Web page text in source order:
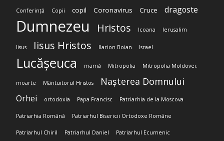
Conferință Copii copil Coronavirus Cruce dragoste
Dumnezeu Hristos Icoana Ierusalim
Iisus Iisus Hristos Ilarion Boian Israel
Lucășeuca mamă Mitropolia Mitropolia Moldovei;
moarte Mântuitorul Hristos Nașterea Domnului
Orhei ortodoxia Papa Francisc Patriarhia de la Moscova
Patriarhia Română Patriarhul Bisericii Ortodoxe Române
Patriarhul Chiril Patriarhul Daniel Patriarhul Ecumenic